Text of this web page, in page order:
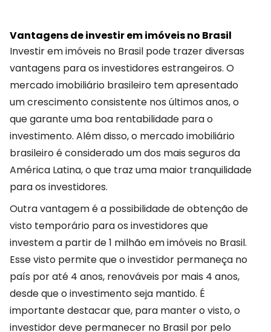
Vantagens de investir em imóveis no Brasil
Investir em imóveis no Brasil pode trazer diversas
vantagens para os investidores estrangeiros. O
mercado imobiliário brasileiro tem apresentado
um crescimento consistente nos últimos anos, o
que garante uma boa rentabilidade para o
investimento. Além disso, o mercado imobiliário
brasileiro é considerado um dos mais seguros da
América Latina, o que traz uma maior tranquilidade
para os investidores.
Outra vantagem é a possibilidade de obtenção de
visto temporário para os investidores que
investem a partir de 1 milhão em imóveis no Brasil.
Esse visto permite que o investidor permaneça no
país por até 4 anos, renováveis por mais 4 anos,
desde que o investimento seja mantido. É
importante destacar que, para manter o visto, o
investidor deve permanecer no Brasil por pelo